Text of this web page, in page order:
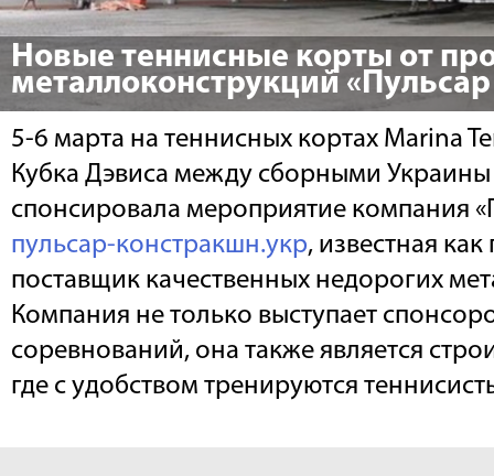
Новые теннисные корты от
металлоконструкций
5-6 марта на теннисных кортах Marina
Кубка Дэвиса между сборными
спонсировала мероприятие компания
пульсар-констракшн.укр, известная
поставщик качественных недорогих
Компания не только выступает
соревнований, она также является
где с удобством тренируются